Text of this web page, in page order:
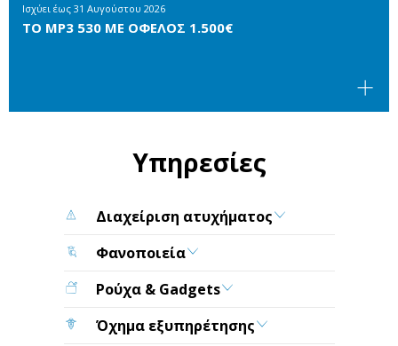
Ισχύει έως 31 Αυγούστου 2026
ΤΟ MP3 530 ΜΕ ΟΦΕΛΟΣ 1.500€
Υπηρεσίες
Διαχείριση ατυχήματος
Φανοποιεία
Ρούχα & Gadgets
Όχημα εξυπηρέτησης